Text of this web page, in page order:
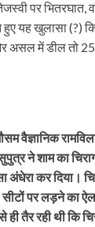
पर भितरघात,
यह खुलासा (?)
असल में डील तो
वैज्ञानिक
ने शाम का
अंधेरा कर दिया।
पर लड़ने का
तैर रही थी कि